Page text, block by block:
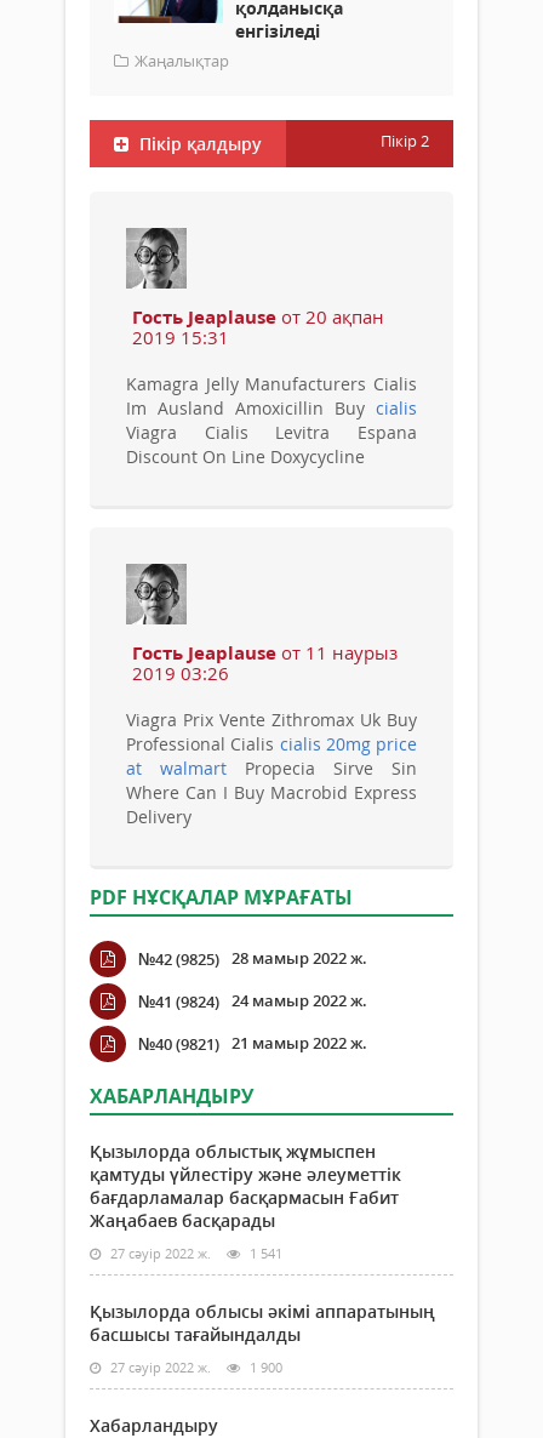
қолданысқа
енгізіледі
Жаңалықтар
Пікір қалдыру Пікір2
Гость Jeaplause от 20 ақпан
2019 15:31
Kamagra Jelly Manufacturers Cialis
Im Ausland Amoxicillin Buy cialis
Viagra Cialis Levitra Espana
Discount On Line Doxycycline
Гость Jeaplause от 11 наурыз
2019 03:26
Viagra Prix Vente Zithromax Uk Buy
Professional Cialis cialis 20mg price
at walmart Propecia Sirve Sin
Where Can I Buy Macrobid Express
Delivery
PDF НҰСҚАЛАР МҰРАҒАТЫ
№42 (9825) 28 мамыр 2022 ж.
№41 (9824) 24 мамыр 2022 ж.
№40 (9821) 21 мамыр 2022 ж.
ХАБАРЛАНДЫРУ
Қызылорда облыстық жұмыспен
қамтуды үйлестіру және әлеуметтік
бағдарламалар басқармасын Ғабит
Жаңабаев басқарады
27 сәуір 2022 ж. 1 541
Қызылорда облысы әкімі аппаратының
басшысы тағайындалды
27 сәуір 2022 ж. 1 900
Хабарландыру